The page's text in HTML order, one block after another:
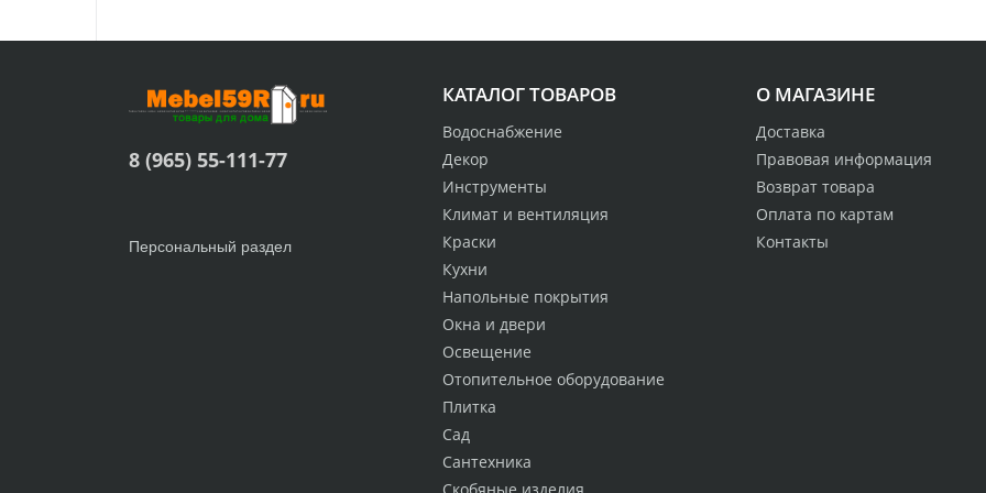
О МАГАЗИНЕ
Доставка
Правовая информация
Возврат товара
Оплата по картам
Контакты
КАТАЛОГ ТОВАРОВ
Водоснабжение
Декор
Инструменты
Климат и вентиляция
Краски
Кухни
Напольные покрытия
Окна и двери
Освещение
Отопительное оборудование
Плитка
Сад
Сантехника
8 (965) 55-111-77
Персональный раздел